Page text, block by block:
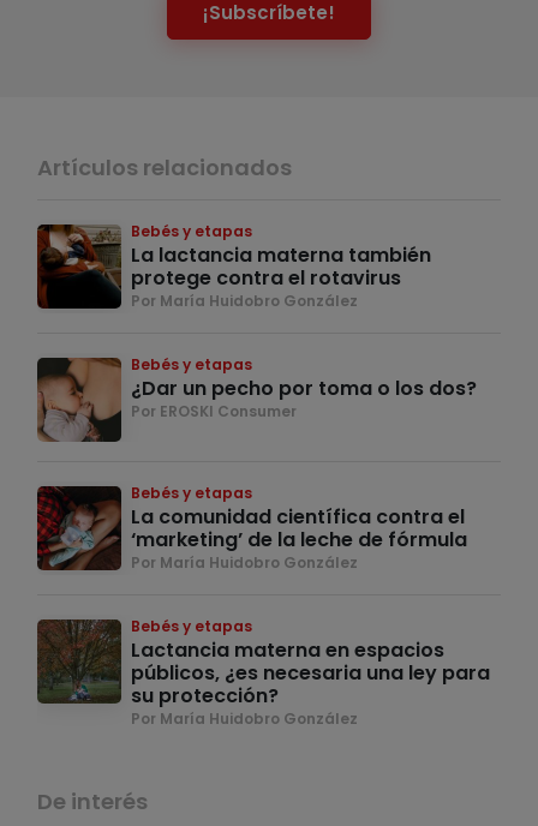
¡Subscríbete!
Artículos relacionados
Bebés y etapas
La lactancia materna también
protege contra el rotavirus
Por María Huidobro González
Bebés y etapas
¿Dar un pecho por toma o los dos?
Por EROSKI Consumer
Bebés y etapas
La comunidad científica contra el
‘marketing’ de la leche de fórmula
Por María Huidobro González
Bebés y etapas
Lactancia materna en espacios
públicos, ¿es necesaria una ley para
su protección?
Por María Huidobro González
De interés